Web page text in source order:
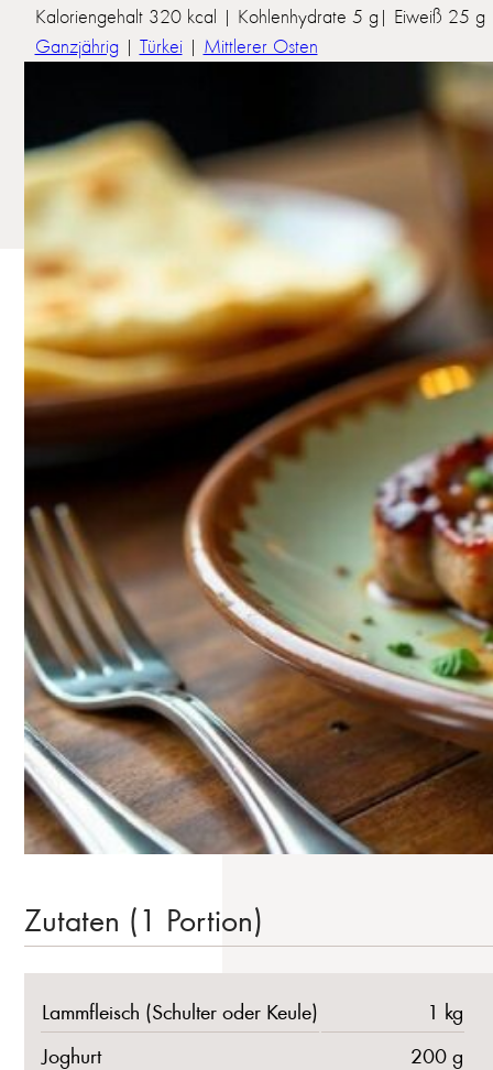
Kaloriengehalt 320 kcal | Kohlenhydrate 5 g| Eiweiß 25
Ganzjährig | Türkei| Mittlerer Osten
Zutaten (1 Portion)
Lammfleisch (Schulter oder Keule)
1 kg
Joghurt
200 g